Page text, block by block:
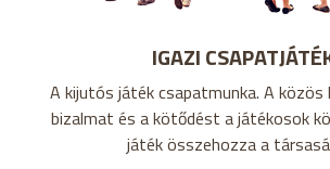
IGAZI
A kijutós játék csapatmunka. A közös
bizalmat és a kötődést a játékosok
játék összehozza a